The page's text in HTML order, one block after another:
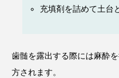
充填剤を詰めて土台
歯髄を露出する際には麻酔
方されます。